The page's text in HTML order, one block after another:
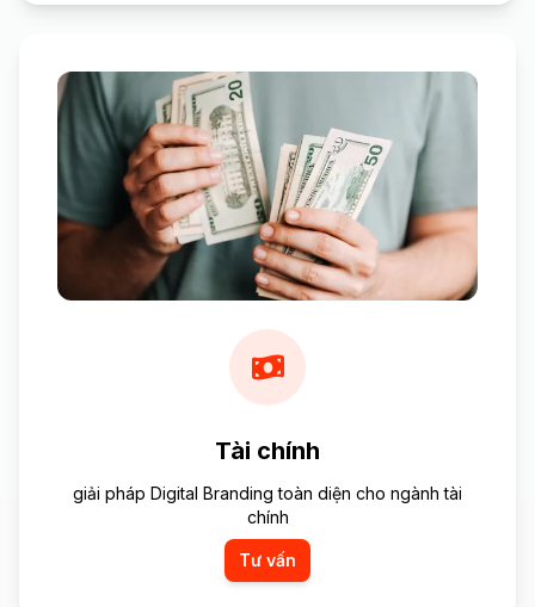
Tài chính
giải pháp Digital Branding toàn diện cho ngành tài
chính
Tư vấn